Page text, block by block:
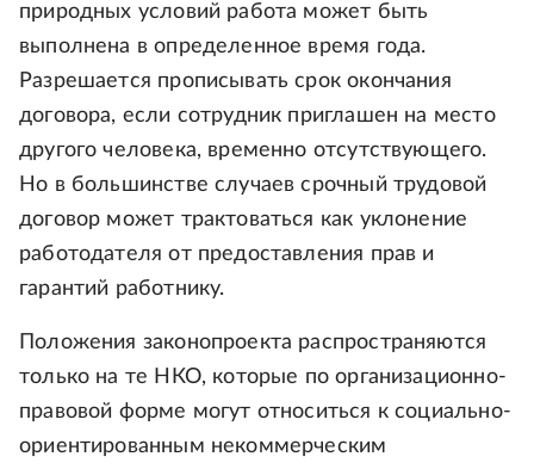
природных условий работа может быть
выполнена в определенное время года.
Разрешается прописывать срок окончания
договора, если сотрудник приглашен на место
другого человека, временно отсутствующего.
Но в большинстве случаев срочный трудовой
договор может трактоваться как уклонение
работодателя от предоставления прав и
гарантий работнику.
Положения законопроекта распространяются
только на те НКО, которые по организационно-
правовой форме могут относиться к социально-
ориентированным некоммерческим